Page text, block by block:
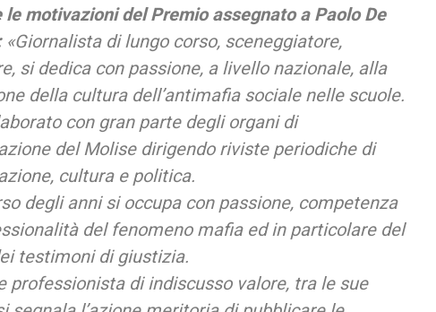
le motivazioni del Premio assegnato a Paolo De
«Giornalista di lungo corso, sceneggiatore,
si dedica con passione, a livello nazionale, alla
della cultura dell’antimafia sociale nelle scuole.
con gran parte degli organi di
del Molise dirigendo riviste periodiche di
cultura e politica.
degli anni si occupa con passione, competenza
del fenomeno mafia ed in particolare del
testimoni di giustizia.
professionista di indiscusso valore, tra le sue